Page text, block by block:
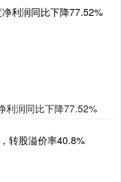
利润同比下降77.52%